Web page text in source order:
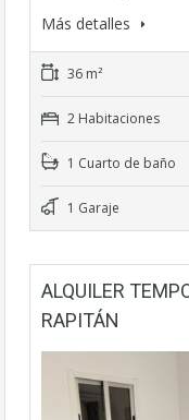
Más detalles
36 m²
2 Habitaciones
1 Cuarto de baño
1 Garaje
ALQUILER
RAPITÁN